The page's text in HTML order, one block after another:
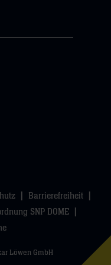
Barrierefreiheit
SNP DOME
Löwen GmbH